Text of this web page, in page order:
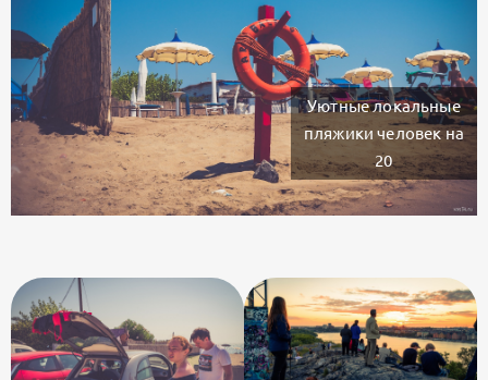
Уютные локальные
пляжики человек на
20